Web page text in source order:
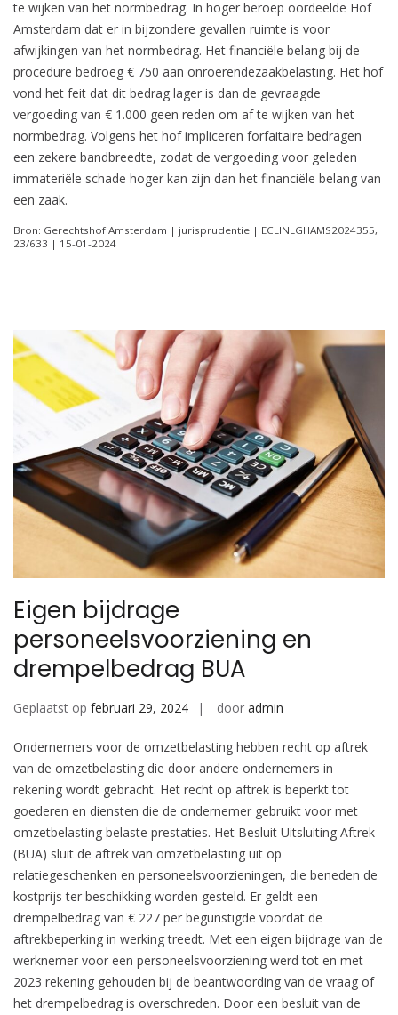
te wijken van het normbedrag. In hoger beroep oordeelde Hof
Amsterdam dat er in bijzondere gevallen ruimte is voor
afwijkingen van het normbedrag. Het financiële belang bij de
procedure bedroeg € 750 aan onroerendezaakbelasting. Het hof
vond het feit dat dit bedrag lager is dan de gevraagde
vergoeding van € 1.000 geen reden om af te wijken van het
normbedrag. Volgens het hof impliceren forfaitaire bedragen
een zekere bandbreedte, zodat de vergoeding voor geleden
immateriële schade hoger kan zijn dan het financiële belang van
een zaak.
Bron: Gerechtshof Amsterdam | jurisprudentie | ECLINLGHAMS2024355,
23/633 | 15-01-2024
Eigen bijdrage
personeelsvoorziening en
drempelbedrag BUA
Geplaatst op februari 29, 2024 door admin
Ondernemers voor de omzetbelasting hebben recht op aftrek
van de omzetbelasting die door andere ondernemers in
rekening wordt gebracht. Het recht op aftrek is beperkt tot
goederen en diensten die de ondernemer gebruikt voor met
omzetbelasting belaste prestaties. Het Besluit Uitsluiting Aftrek
(BUA) sluit de aftrek van omzetbelasting uit op
relatiegeschenken en personeelsvoorzieningen, die beneden de
kostprijs ter beschikking worden gesteld. Er geldt een
drempelbedrag van € 227 per begunstigde voordat de
aftrekbeperking in werking treedt. Met een eigen bijdrage van de
werknemer voor een personeelsvoorziening werd tot en met
2023 rekening gehouden bij de beantwoording van de vraag of
het drempelbedrag is overschreden. Door een besluit van de